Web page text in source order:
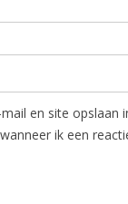
en site opslaan
ik een